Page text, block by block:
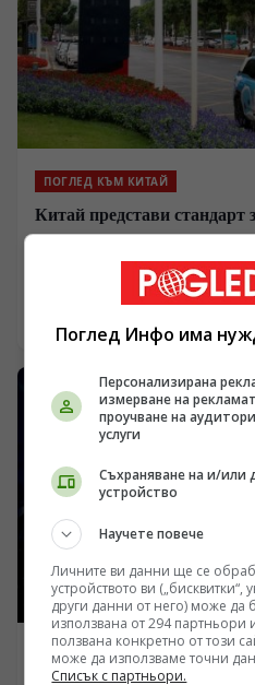
ПОГЛЕД КЪМ КИТАЙ
Китай представи стандарт
системите за автономно
/Поглед.инфо/ Китай
национален стандарт
съобщи във вторник
ЕВРОПА
Поглед Инфо има
Персонализирана
измерване на
проучване на
услуги
Съхраняване на и/
устройство
Научете повече
Личните ви данни ще се
устройството ви
други данни от него) може да
използвана от 294 партньори
ползвана конкретно от този
може да използваме точни
Списък с партньори.